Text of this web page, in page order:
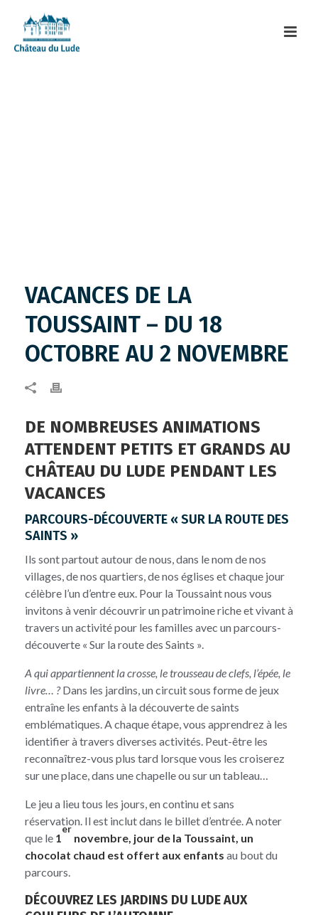
VACANCES DE LA
TOUSSAINT – DU 18
OCTOBRE AU 2 NOVEMBRE
DE NOMBREUSES ANIMATIONS
ATTENDENT PETITS ET GRANDS AU
CHÂTEAU DU LUDE PENDANT LES
VACANCES
PARCOURS-DÉCOUVERTE « SUR LA ROUTE DES
SAINTS »
Ils sont partout autour de nous, dans le nom de nos
villages, de nos quartiers, de nos églises et chaque jour
célèbre l’un d’entre eux. Pour la Toussaint nous vous
invitons à venir découvrir un patrimoine riche et vivant à
travers un activité pour les familles avec un parcours-
découverte « Sur la route des Saints ».
A qui appartiennent la crosse, le trousseau de clefs, l’épée, le
livre… ?Dans les jardins, un circuit sous forme de jeux
entraîne les enfants à la découverte de saints
emblématiques. A chaque étape, vous apprendrez à les
identifier à travers diverses activités. Peut-être les
reconnaîtrez-vous plus tard lorsque vous les croiserez
sur une place, dans une chapelle ou sur un tableau…
Le jeu a lieu tous les jours, en continu et sans
réservation. Il est inclut dans le billet d’entrée. A noter
que le 1
er
novembre, jour de la Toussaint, un
chocolat chaud est offert aux enfants au bout du
parcours.
DÉCOUVREZ LES JARDINS DU LUDE AUX